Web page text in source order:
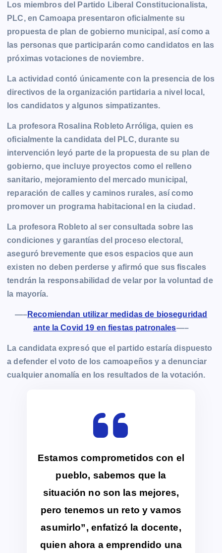
c
e
b
o
o
k
s
s
e
n
g
e
r
a
s
A
p
p
a
i
l
p
y
L
i
n
k
i
n
t
l
e
g
r
m
o
g
g
e
Los miembros del Partido Liberal Constitucionalista,
PLC, en Camoapa presentaron oficialmente su
propuesta de plan de gobierno municipal, así como a
las personas que participarán como candidatos en las
próximas votaciones de noviembre.
La actividad contó únicamente con la presencia de los
directivos de la organización partidaria a nivel local,
los candidatos y algunos simpatizantes.
La profesora Rosalina Robleto Arróliga, quien es
oficialmente la candidata del PLC, durante su
intervención leyó parte de la propuesta de su plan de
gobierno, que incluye proyectos como el relleno
sanitario, mejoramiento del mercado municipal,
reparación de calles y caminos rurales, así como
promover un programa habitacional en la ciudad.
La profesora Robleto al ser consultada sobre las
condiciones y garantías del proceso electoral,
aseguró brevemente que esos espacios que aun
existen no deben perderse y afirmó que sus fiscales
tendrán la responsabilidad de velar por la voluntad de
la mayoría.
—–Recomiendan utilizar medidas de bioseguridad
ante la Covid 19 en fiestas patronales—–
La candidata expresó que el partido estaría dispuesto
a defender el voto de los camoapeños y a denunciar
cualquier anomalía en los resultados de la votación.
Estamos comprometidos con el
pueblo, sabemos que la
situación no son las mejores,
pero tenemos un reto y vamos
asumirlo”, enfatizó la docente,
quien ahora a emprendido una